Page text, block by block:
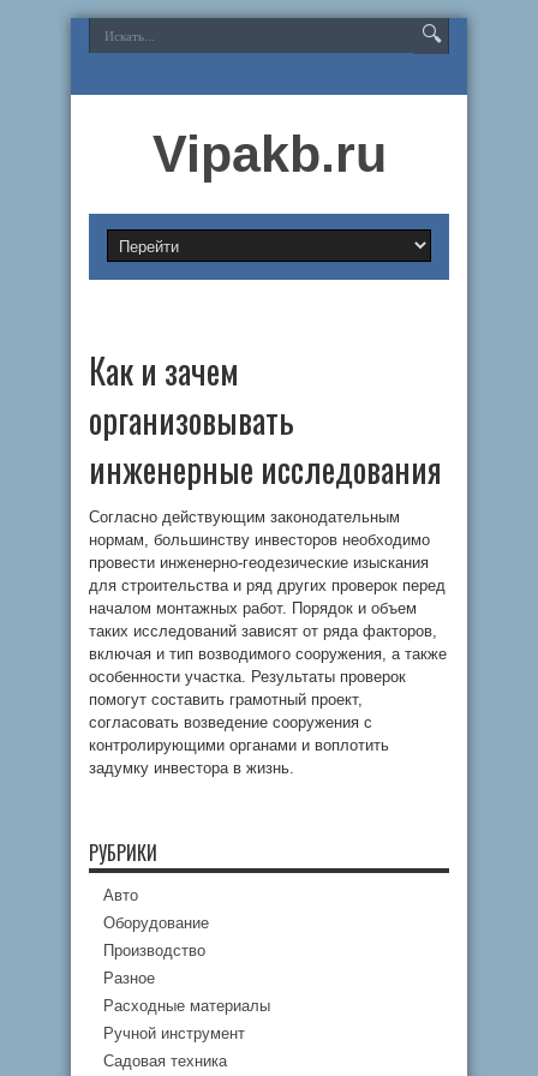
Vipakb.ru
Как и зачем
организовывать
инженерные исследования
Согласно действующим законодательным
нормам, большинству инвесторов необходимо
провести инженерно-геодезические изыскания
для строительства и ряд других проверок перед
началом монтажных работ. Порядок и объем
таких исследований зависят от ряда факторов,
включая и тип возводимого сооружения, а также
особенности участка. Результаты проверок
помогут составить грамотный проект,
согласовать возведение сооружения с
контролирующими органами и воплотить
задумку инвестора в жизнь.
РУБРИКИ
Авто
Оборудование
Производство
Разное
Расходные материалы
Ручной инструмент
Садовая техника